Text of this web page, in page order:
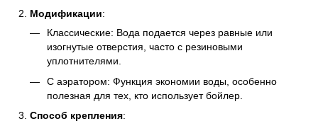
Модификации:
Классические: Вода подается через равные или
изогнутые отверстия, часто с резиновыми
уплотнителями.
С аэратором: Функция экономии воды, особенно
полезная для тех, кто использует бойлер.
Способ крепления: